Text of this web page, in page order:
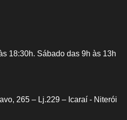
18:30h. Sábado das 9h às 13h
265 – Lj.229 – Icaraí - Niterói